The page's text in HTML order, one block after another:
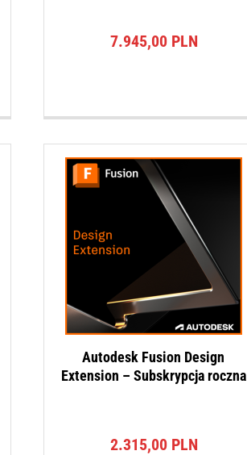
7.945,00 PLN
Autodesk Fusion Design
Extension – Subskrypcja roczna
2.315,00 PLN